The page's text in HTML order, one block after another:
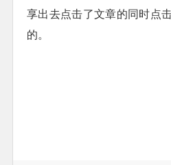
享出去点击了文章的同时点
的。